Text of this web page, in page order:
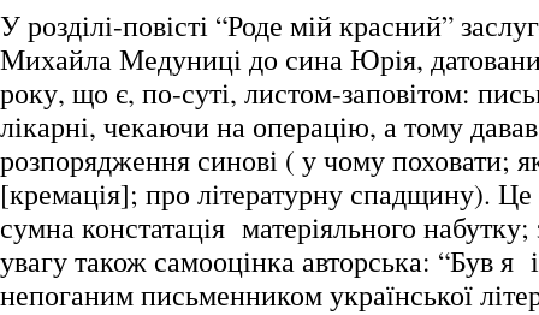
У розділі-повісті “Роде мій красний”
Михайла Медуниці до сина Юрія,
року, що є, по-суті, листом-заповітом:
лікарні, чекаючи на операцію, а тому
розпорядження синові ( у чому поховати;
[кремація]; про літературну спадщину).
сумна констатація матеріяльного набутку;
увагу також самооцінка авторська: “Був я
непоганим письменником української